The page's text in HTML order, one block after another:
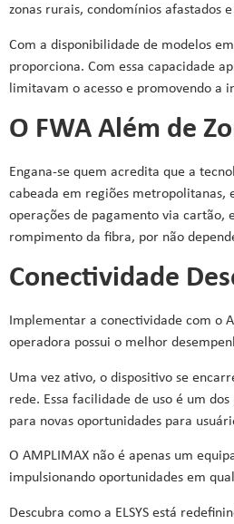
zonas rurais, condomínios afastados
Com a disponibilidade de modelos
proporciona. Com essa capacidade
limitavam o acesso e promovendo a
O FWA Além de
Engana-se quem acredita que a
cabeada em regiões metropolitanas,
operações de pagamento via cartão,
rompimento da fibra, por não
Conectividade
Implementar a conectividade com o
operadora possui o melhor
Uma vez ativo, o dispositivo se
rede. Essa facilidade de uso é um
para novas oportunidades para
O AMPLIMAX não é apenas um
impulsionando oportunidades em
Descubra como a ELSYS está